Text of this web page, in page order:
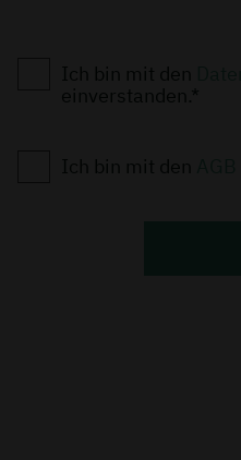
Ich bin mit den
einverstanden.*
Ich bin mit den